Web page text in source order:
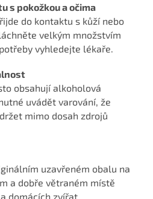
s pokožkou a očima
do kontaktu s kůží nebo
velkým množstvím
vyhledejte lékaře.
obsahují alkoholová
uvádět varování, že
mimo dosah zdrojů
uzavřeném obalu na
a dobře větraném místě
domácích zvířat.